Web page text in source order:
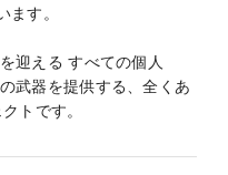
す。
迎える すべての個人
武器を提供する、全くあ
トです。